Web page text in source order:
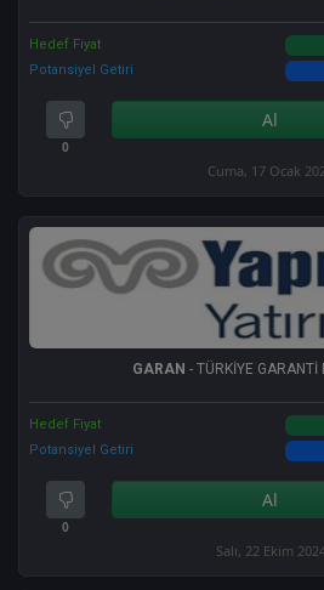
Hedef Fiyat
Potansiyel Getiri
0
Al
Cuma, 17 Ocak
GARAN - TÜRKİYE GARANTİ
Hedef Fiyat
Potansiyel Getiri
0
Al
Salı, 22 Ekim